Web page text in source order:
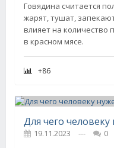
Говядина считается
жарят, тушат,
влияет на количество
в красном мясе.
+86
19.11.2023 ---
0